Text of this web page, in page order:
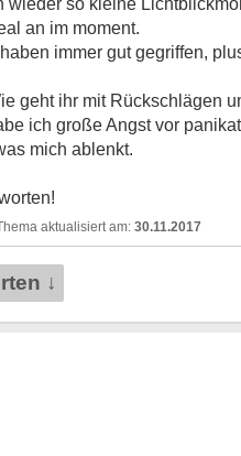
wieder so kleine
an im moment.
immer gut gegriffen,
geht ihr mit Rückschlägen
ich große Angst vor
mich ablenkt.
30.11.2017
↓